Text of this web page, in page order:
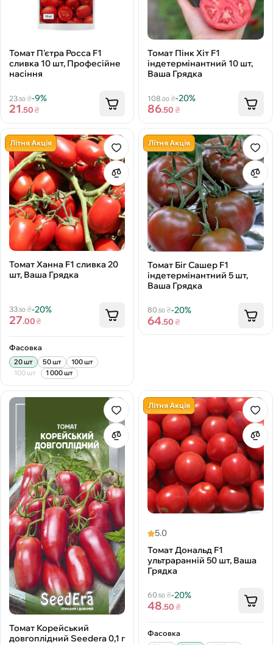
Томат П'єтра Росса F1
сливка 10 шт, Професійне
насіння
23.50₴-9%
21.50₴
Томат Пінк Хіт F1
індетермінантний 10 шт,
Ваша Грядка
108 .00 ₴-20%
86.50₴
Літня Акція
Томат Ханна F1 сливка 20
шт, Ваша Грядка
33.50₴-20%
27.00₴
Фасовка
20 шт 50 шт
100 шт
100 шт
1 000 шт
Літня Акція
Томат Біг Сашер F1
індетермінантний 5 шт,
Ваша Грядка
80.50 ₴-20%
64.50₴
Томат Корейський
довгоплідний Seedera 0,1 г
Літня Акція
5.0
Томат Дональд F1
ультраранній 50 шт, Ваша
Грядка
60.50 ₴-20%
48.50₴
Фасовка